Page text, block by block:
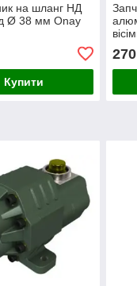
на шланг НД
Ø 38 мм Onay
Купити
270